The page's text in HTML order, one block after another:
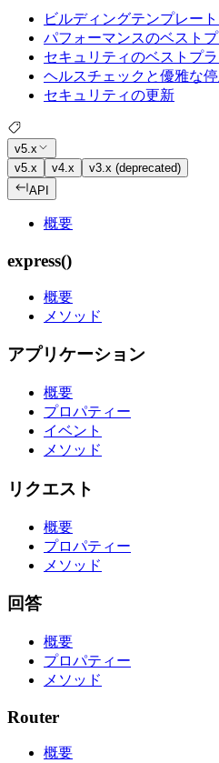
ビルディングテンプレー
パフォーマンスのベスト
セキュリティのベストプ
ヘルスチェックと優雅な停
セキュリティの更新
v5.x
v5.x
v4.x
v3.x (deprecated)
API
概要
express()
概要
メソッド
アプリケーション
概要
プロパティー
イベント
メソッド
リクエスト
概要
プロパティー
メソッド
回答
概要
プロパティー
メソッド
Router
概要